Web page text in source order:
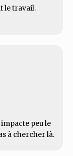
le travail.
peu le
à chercher là.